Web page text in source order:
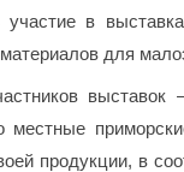
участие в
для
продукции, в